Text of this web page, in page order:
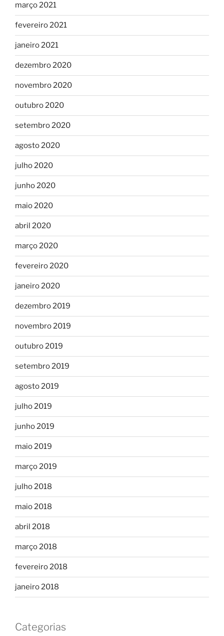
março 2021
fevereiro 2021
janeiro 2021
dezembro 2020
novembro 2020
outubro 2020
setembro 2020
agosto 2020
julho 2020
junho 2020
maio 2020
abril 2020
março 2020
fevereiro 2020
janeiro 2020
dezembro 2019
novembro 2019
outubro 2019
setembro 2019
agosto 2019
julho 2019
junho 2019
maio 2019
março 2019
julho 2018
maio 2018
abril 2018
março 2018
fevereiro 2018
janeiro 2018
Categorias